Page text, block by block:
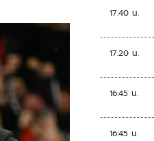
17:40 น.
17:20 น.
16:45 น.
16:45 น.